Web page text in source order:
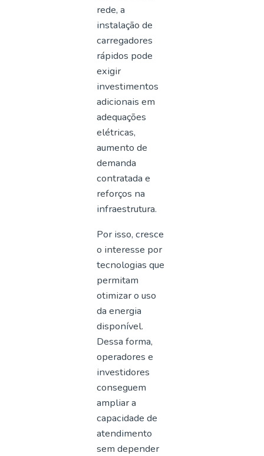
rede, a
instalação de
carregadores
rápidos pode
exigir
investimentos
adicionais em
adequações
elétricas,
aumento de
demanda
contratada e
reforços na
infraestrutura.
Por isso, cresce
o interesse por
tecnologias que
permitam
otimizar o uso
da energia
disponível.
Dessa forma,
operadores e
investidores
conseguem
ampliar a
capacidade de
atendimento
sem depender